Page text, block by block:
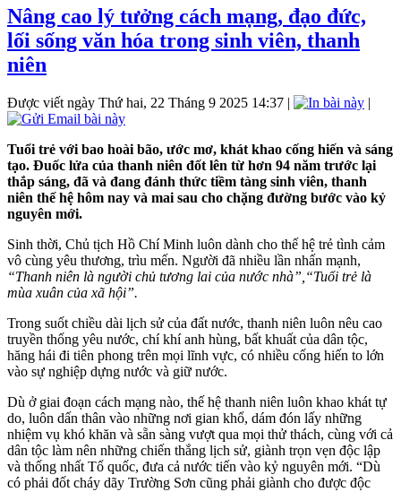
Nâng cao lý tưởng cách mạng, đạo đức,
lối sống văn hóa trong sinh viên, thanh
niên
Được viết ngày Thứ hai, 22 Tháng 9 2025 14:37 | |
Tuổi trẻ với bao hoài bão, ước mơ, khát khao cống hiến và sáng
tạo. Đuốc lửa của thanh niên đốt lên từ hơn 94 năm trước lại
thắp sáng, đã và đang đánh thức tiềm tàng sinh viên, thanh
niên thế hệ hôm nay và mai sau cho chặng đường bước vào kỷ
nguyên mới.
Sinh thời, Chủ tịch Hồ Chí Minh luôn dành cho thế hệ trẻ tình cảm
vô cùng yêu thương, trìu mến. Người đã nhiều lần nhấn mạnh,
“Thanh niên là người chủ tương lai của nước nhà”, “Tuổi trẻ là
mùa xuân của xã hội”.
Trong suốt chiều dài lịch sử của đất nước, thanh niên luôn nêu cao
truyền thống yêu nước, chí khí anh hùng, bất khuất của dân tộc,
hăng hái đi tiên phong trên mọi lĩnh vực, có nhiều cống hiến to lớn
vào sự nghiệp dựng nước và giữ nước.
Dù ở giai đoạn cách mạng nào, thế hệ thanh niên luôn khao khát tự
do, luôn dấn thân vào những nơi gian khổ, dám đón lấy những
nhiệm vụ khó khăn và sẵn sàng vượt qua mọi thử thách, cùng với cả
dân tộc làm nên những chiến thắng lịch sử, giành trọn vẹn độc lập
và thống nhất Tổ quốc, đưa cả nước tiến vào kỷ nguyên mới. “Dù
có phải đốt cháy dãy Trường Sơn cũng phải giành cho được độc